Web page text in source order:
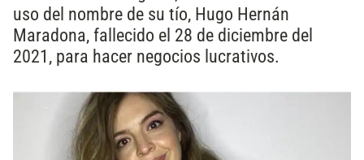
uso del nombre de su tío, Hugo Hernán
Maradona, fallecido el 28 de diciembre del
2021, para hacer negocios lucrativos.